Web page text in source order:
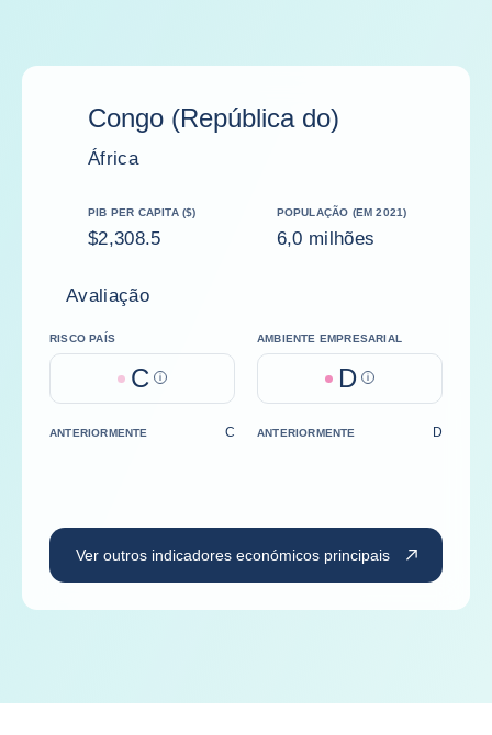
Congo (República do)
África
PIB PER CAPITA ($)
$2,308.5
POPULAÇÃO (EM 2021)
6,0 milhões
Avaliação
RISCO PAÍS
C Help
AMBIENTE EMPRESARIAL
D Help
ANTERIORMENTE C ANTERIORMENTE D
Ver outros indicadores económicos principais